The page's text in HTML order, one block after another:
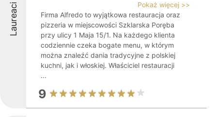
Laureaci
Pokaż więcej >>
Firma Alfredo to wyjątkowa restauracja oraz
pizzeria w miejscowości Szklarska Poręba
przy ulicy 1 Maja 15/1. Na każdego klienta
codziennie czeka bogate menu, w którym
można znaleźć dania tradycyjne z polskiej
kuchni, jak i włoskiej. Właściciel restauracji
...
9